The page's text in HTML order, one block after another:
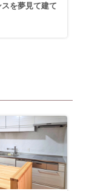
を夢見て建て